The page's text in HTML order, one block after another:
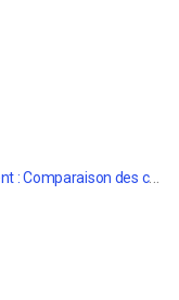
Les 15 meilleures plateformes d'hébergement : Comparaison des coûts d'hébergement vidéo